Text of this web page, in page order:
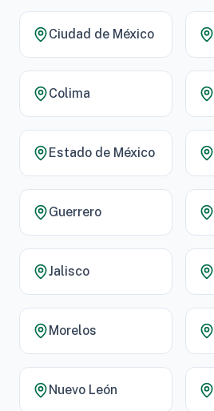
Ciudad de México
Colima
Estado de México
Guerrero
Jalisco
Morelos
Nuevo León